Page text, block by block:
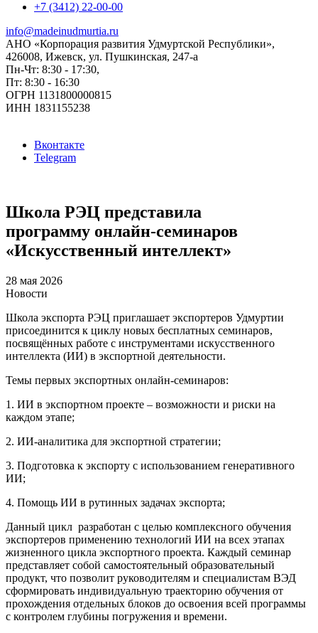
+7 (3412) 22-00-00
info@madeinudmurtia.ru
АНО «Корпорация развития Удмуртской Республики»,
426008, Ижевск, ул. Пушкинская, 247-а
Пн-Чт: 8:30 - 17:30,
Пт: 8:30 - 16:30
ОГРН 1131800000815
ИНН 1831155238
Вконтакте
Telegram
Школа РЭЦ представила
программу онлайн-семинаров
«Искусственный интеллект»
28 мая 2026
Новости
Школа экспорта РЭЦ приглашает экспортеров Удмуртии
присоединится к циклу новых бесплатных семинаров,
посвящённых работе с инструментами искусственного
интеллекта (ИИ) в экспортной деятельности.
Темы первых экспортных онлайн-семинаров:
1. ИИ в экспортном проекте – возможности и риски на
каждом этапе;
2. ИИ-аналитика для экспортной стратегии;
3. Подготовка к экспорту с использованием генеративного
ИИ;
4. Помощь ИИ в рутинных задачах экспорта;
Данный цикл разработан с целью комплексного обучения
экспортеров применению технологий ИИ на всех этапах
жизненного цикла экспортного проекта. Каждый семинар
представляет собой самостоятельный образовательный
продукт, что позволит руководителям и специалистам ВЭД
сформировать индивидуальную траекторию обучения от
прохождения отдельных блоков до освоения всей программы
с контролем глубины погружения и времени.